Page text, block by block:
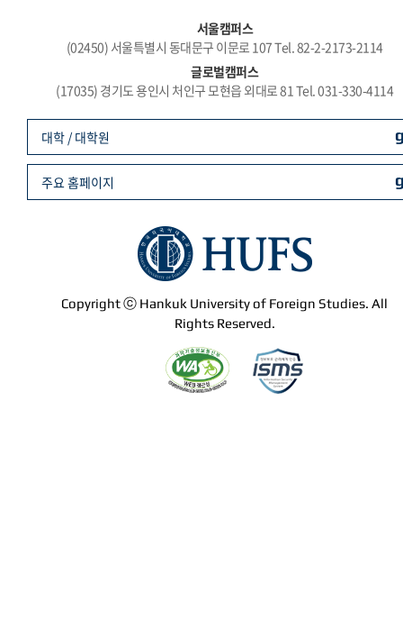
서울캠퍼스
(02450) 서울특별시 동대문구 이문로 107 Tel. 82-2-2173-2114
글로벌캠퍼스
(17035) 경기도 용인시 처인구 모현읍 외대로 81 Tel. 031-330-4114
Copyright ⓒ Hankuk University of Foreign Studies. All
Rights Reserved.
대학 / 대학원
주요 홈페이지